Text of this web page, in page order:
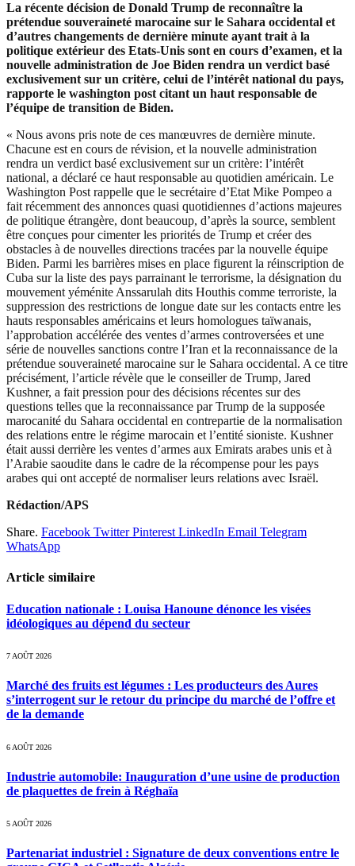
La récente décision de Donald Trump de reconnaître la
prétendue souveraineté marocaine sur le Sahara occidental et
d’autres changements de dernière minute ayant trait à la
politique extérieur des Etats-Unis sont en cours d’examen, et la
nouvelle administration de Joe Biden rendra un verdict basé
exclusivement sur un critère, celui de l’intérêt national du pays,
rapporte le washington post citant un haut responsable de
l’équipe de transition de Biden.
« Nous avons pris note de ces manœuvres de dernière minute.
Chacune est en cours de révision, et la nouvelle administration
rendra un verdict basé exclusivement sur un critère: l’intérêt
national, a déclaré ce haut responsable au quotidien américain. Le
Washington Post rappelle que le secrétaire d’Etat Mike Pompeo a
fait récemment des annonces quasi quotidiennes d’actions majeures
de politique étrangère, dont beaucoup, d’après la source, semblent
être conçues pour cimenter les priorités de Trump et créer des
obstacles à de nouvelles directions tracées par la nouvelle équipe
Biden. Parmi les barrières mises en place figurent la réinscription de
Cuba sur la liste des pays parrainant le terrorisme, la désignation du
mouvement yéménite Anssarulah dits Houthis comme terroriste, la
suppression des restrictions de longue date sur les contacts entre les
hauts responsables américains et leurs homologues taïwanais,
l’approbation accélérée des ventes d’armes controversées et une
série de nouvelles sanctions contre l’Iran et la reconnaissance de la
prétendue souveraineté marocaine sur le Sahara occidental. A ce titre
précisément, l’article révèle que le conseiller de Trump, Jared
Kushner, a fait pression pour des décisions récentes sur des
questions telles que la reconnaissance par Trump de la supposée
marocanité du Sahara occidental en contrepartie de la normalisation
des relations entre le régime marocain et l’entité sioniste. Kushner
était aussi derrière les ventes d’armes aux Emirats arabes unis et à
l’Arabie saoudite dans le cadre de la récompense pour les pays
arabes qui ont accepté de normaliser leurs relations avec Israël.
Rédaction/APS
Share. Facebook Twitter Pinterest LinkedIn Email Telegram
WhatsApp
Article similaire
Education nationale : Louisa Hanoune dénonce les visées
idéologiques au dépend du secteur
7 AOÛT 2026
Marché des fruits est légumes : Les producteurs des Aures
s’interrogent sur le retour du principe du marché de l’offre et
de la demande
6 AOÛT 2026
Industrie automobile: Inauguration d’une usine de production
de plaquettes de frein à Réghaïa
5 AOÛT 2026
Partenariat industriel : Signature de deux conventions entre le